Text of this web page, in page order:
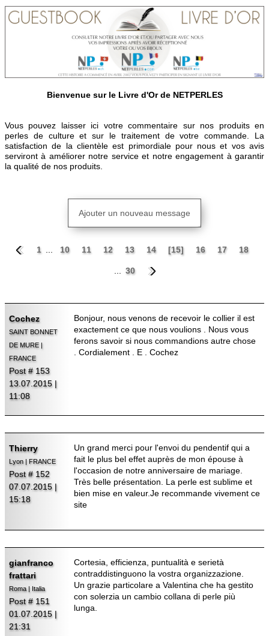
Bienvenue sur le Livre d'Or de NETPERLES
Vous pouvez laisser ici votre commentaire sur nos produits en
perles de culture et sur le traitement de votre commande. La
satisfaction de la clientèle est primordiale pour nous et vos avis
serviront à améliorer notre service et notre engagement à garantir
la qualité de nos produits.
Ajouter un nouveau message
1 10 11 12 13 14 [15] 16 17 18
30
Cochez
SAINT BONNET
DE MURE |
FRANCE
Post # 153
13.07.2015 |
11:08
Bonjour, nous venons de recevoir le collier il est
exactement ce que nous voulions . Nous vous
ferons savoir si nous commandions autre chose
. Cordialement . E . Cochez
Thierry
Lyon | FRANCE
Post # 152
07.07.2015 |
15:18
Un grand merci pour l'envoi du pendentif qui a
fait le plus bel effet auprès de mon épouse à
l'occasion de notre anniversaire de mariage.
Très belle présentation. La perle est sublime et
bien mise en valeur.Je recommande vivement ce
site
gianfranco
frattari
Roma | Italia
Post # 151
01.07.2015 |
21:31
Cortesia, efficienza, puntualità e serietà
contraddistinguono la vostra organizzazione.
Un grazie particolare a Valentina che ha gestito
con solerzia un cambio collana di perle più
lunga.